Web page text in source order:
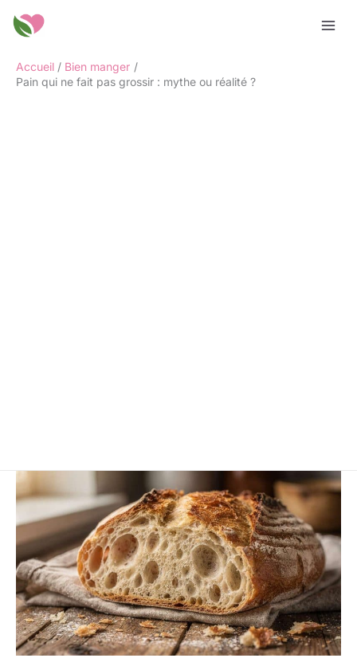
Accueil
Bien manger
Pain qui ne fait pas grossir : mythe ou réalité ?